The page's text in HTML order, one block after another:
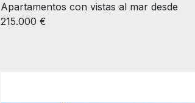
Apartamentos con vistas al mar desde
215.000 €